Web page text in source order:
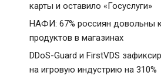
карты и оставило «Госуслуги»
НАФИ: 67% россиян довольны
продуктов в магазинах
DDoS-Guard и FirstVDS
на игровую индустрию на 310%